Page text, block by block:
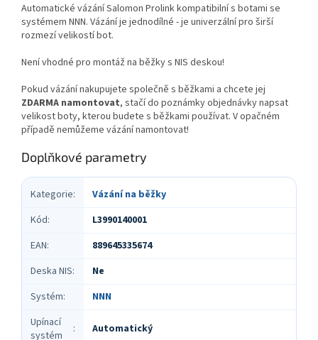
Automatické vázání Salomon Prolink kompatibilní s botami se
systémem NNN. Vázání je jednodílné - je univerzální pro širší
rozmezí velikostí bot.
Není vhodné pro montáž na běžky s NIS deskou!
Pokud vázání nakupujete společně s běžkami a chcete jej
ZDARMA namontovat, stačí do poznámky objednávky napsat
velikost boty, kterou budete s běžkami používat. V opačném
případě nemůžeme vázání namontovat!
Doplňkové parametry
Kategorie:
Vázání na běžky
Kód:
L3990140001
EAN:
889645335674
Deska NIS:
Ne
Systém:
NNN
Upínací
systém
: Automatický